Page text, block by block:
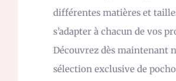
différentes matières et
s’adapter à chacun de vos
Découvrez dès maintenant
sélection exclusive de